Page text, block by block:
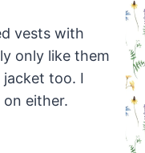
vests with
only like them
jacket too. I
on either.